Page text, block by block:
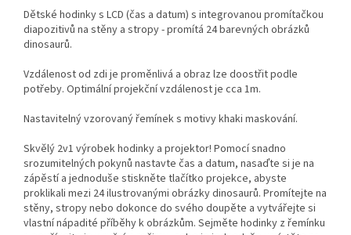
Dětské hodinky s LCD (čas a datum) s integrovanou promítačkou
diapozitivů na stěny a stropy - promítá 24 barevných obrázků
dinosaurů.
Vzdálenost od zdi je proměnlivá a obraz lze doostřit podle
potřeby. Optimální projekční vzdálenost je cca 1m.
Nastavitelný vzorovaný řemínek s motivy khaki maskování.
Skvělý 2v1 výrobek hodinky a projektor! Pomocí snadno
srozumitelných pokynů nastavte čas a datum, nasaďte si je na
zápěstí a jednoduše stiskněte tlačítko projekce, abyste
proklikali mezi 24 ilustrovanými obrázky dinosaurů. Promítejte na
stěny, stropy nebo dokonce do svého doupěte a vytvářejte si
vlastní nápadité příběhy k obrázkům. Sejměte hodinky z řemínku